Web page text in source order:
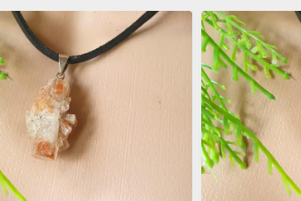
ADICIONAR
OS
FAVORITOS